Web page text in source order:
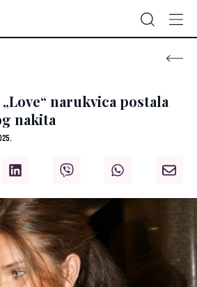
narukvica postala
nakita